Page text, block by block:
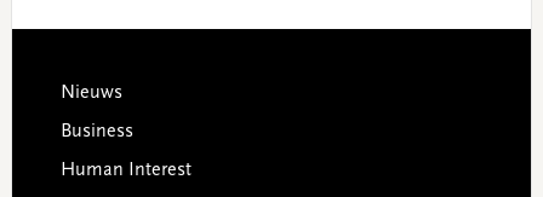
Footer
Nieuws
Business
Human Interest